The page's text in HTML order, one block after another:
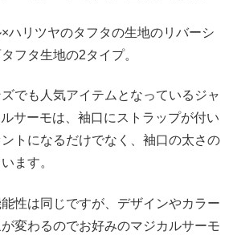
ハリツヤのタフタの生地のリバーシ
フタ生地の2タイプ。
でも人気アイテムとなっているジャ
サーモは、袖口にストラップが付い
トになるだけでなく、袖口の太さの
ます。
性は同じですが、デザインやカラー
変わるのでお好みのマジカルサーモ